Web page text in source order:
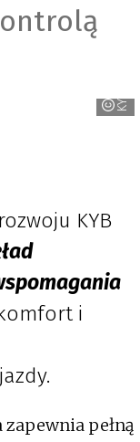
KYB
KYB
i
pełną